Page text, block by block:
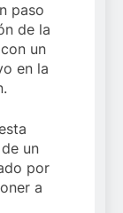
paso
de la
un
en la
un
por
a